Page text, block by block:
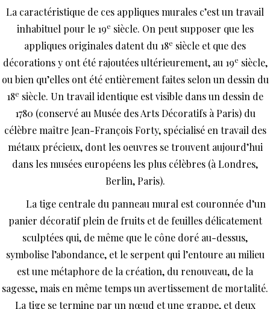
La caractéristique de ces appliques murales c’est un travail
inhabituel pour le 19e siècle. On peut supposer que les
appliques originales datent du 18e siècle et que des
décorations y ont été rajoutées ultérieurement, au 19e siècle,
ou bien qu’elles ont été entièrement faites selon un dessin du
18e siècle. Un travail identique est visible dans un dessin de
1780 (conservé au Musée des Arts Décoratifs à Paris) du
célèbre maître Jean-François Forty, spécialisé en travail des
métaux précieux, dont les oeuvres se trouvent aujourd’hui
dans les musées européens les plus célèbres (à Londres,
Berlin, Paris).
La tige centrale du panneau mural est couronnée d’un
panier décoratif plein de fruits et de feuilles délicatement
sculptées qui, de même que le cône doré au-dessus,
symbolise l’abondance, et le serpent qui l’entoure au milieu
est une métaphore de la création, du renouveau, de la
sagesse, mais en même temps un avertissement de mortalité.
La tige se termine par un nœud et une grappe, et deux